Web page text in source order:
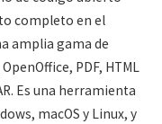
completo en el
amplia gama de
PDF, HTML
Es una herramienta
macOS y Linux, y